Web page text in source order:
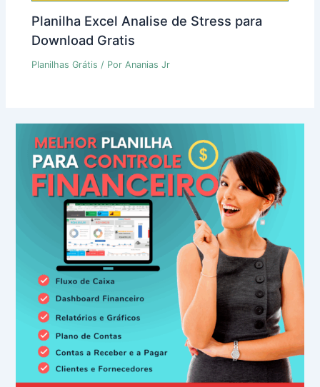
Planilha Excel Analise de Stress para
Download Gratis
Planilhas Grátis / PorAnanias Jr